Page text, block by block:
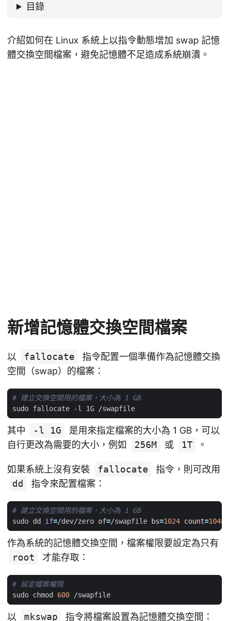
目錄
介紹如何在 Linux 系統上以指令動態增加 swap 記憶
體交換空間檔案，避免記憶體不足造成系統崩潰。
新增記憶體交換空間檔案
以 fallocate
指令配置一個準備作為記憶體交換
空間（swap）的檔案：
# 建立交換空間用的檔案，大小為 1 GB
其中 -l 1G
是用來指定檔案的大小為 1 GB，可以
自行更改為需要的大小，例如
256M 或 1T 。
如果系統上沒有安裝 fallocate
指令，則可改用
dd
指令來配置檔案：
# 建立交換空間用的檔案，大小為 1 GB
sudo dd if=/dev/zero of=/swapfile bs=1024 count=
作為系統的記憶體交換空間，檔案權限要設定為只有
root
才能存取：
# 設定檔案權限
sudo chmod 600
以 mkswap 指令將檔案設置為記憶體交換空間：